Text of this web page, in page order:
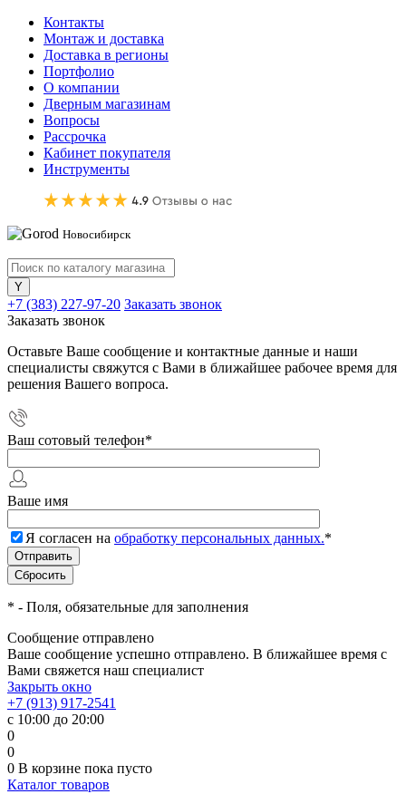
Контакты
Монтаж и доставка
Доставка в регионы
Портфолио
О компании
Дверным магазинам
Вопросы
Рассрочка
Кабинет покупателя
Инструменты
Новосибирск
+7 (383) 227-97-20 Заказать звонок
Заказать звонок
Оставьте Ваше сообщение и контактные данные и наши
специалисты свяжутся с Вами в ближайшее рабочее время для
решения Вашего вопроса.
Ваш сотовый телефон*
Ваше имя
Я согласен на обработку персональных данных.*
* - Поля, обязательные для заполнения
Сообщение отправлено
Ваше сообщение успешно отправлено. В ближайшее время с
Вами свяжется наш специалист
Закрыть окно
+7 (913) 917-2541
с 10:00 до 20:00
0
0
0 В корзине пока пусто
Каталог товаров